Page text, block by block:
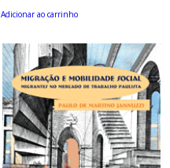
Adicionar ao carrinho